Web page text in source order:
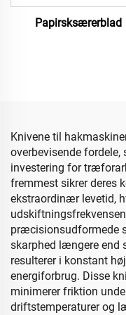
Papirsksærerblad
Knivene til
overbevisende
investering for
fremmest sikrer deres
ekstraordinær levetid,
præcisionsudformede
skarphed længere end
resulterer i konstant
energiforbrug. Disse
minimerer friktion
driftstemperaturer og